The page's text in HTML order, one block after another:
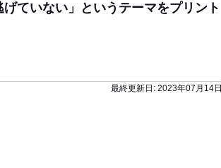
ていない」というテーマをプリント
最終更新日: 2023年07月14日